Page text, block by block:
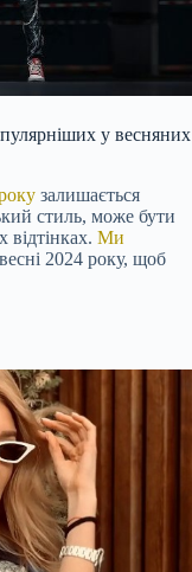
у весняних
залишається
стиль, може бути
Ми
2024 року, щоб